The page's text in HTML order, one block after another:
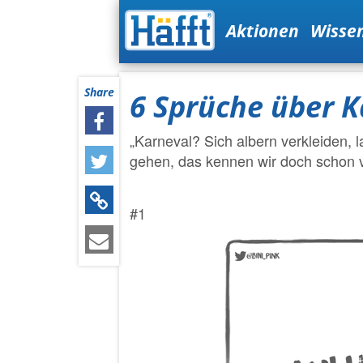
Aktionen
6 Sprüche über
„Karneval? Sich albern verkleiden,
gehen, das kennen wir doch schon
#1
Share